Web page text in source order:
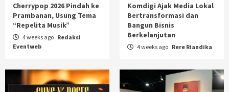
Cherrypop 2026 Pindah ke
Prambanan, Usung Tema
“Repelita Musik”
4 weeks ago Redaksi
Eventweb
Komdigi Ajak Media Lokal
Bertransformasi dan
Bangun Bisnis
Berkelanjutan
4 weeks ago Rere Riandika